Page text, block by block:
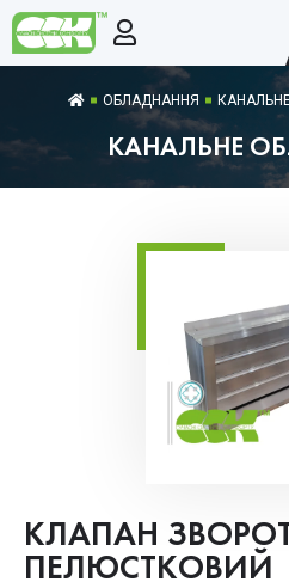
ОБЛАДНАННЯ
КАНАЛЬНЕ
КЛАПАН
ПЕЛЮСТКОВИЙ